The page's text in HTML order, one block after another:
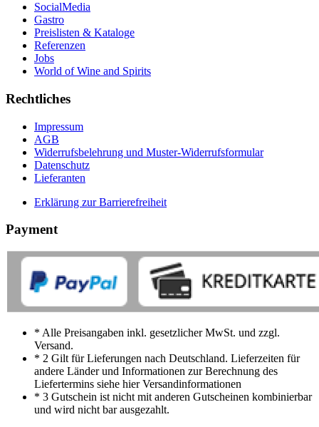
SocialMedia
Gastro
Preislisten & Kataloge
Referenzen
Jobs
World of Wine and Spirits
Rechtliches
Impressum
AGB
Widerrufsbelehrung und Muster-Widerrufsformular
Datenschutz
Lieferanten
Erklärung zur Barrierefreiheit
Payment
* Alle Preisangaben inkl. gesetzlicher MwSt. und zzgl.
Versand.
* 2 Gilt für Lieferungen nach Deutschland. Lieferzeiten für
andere Länder und Informationen zur Berechnung des
Liefertermins siehe hier Versandinformationen
* 3 Gutschein ist nicht mit anderen Gutscheinen kombinierbar
und wird nicht bar ausgezahlt.